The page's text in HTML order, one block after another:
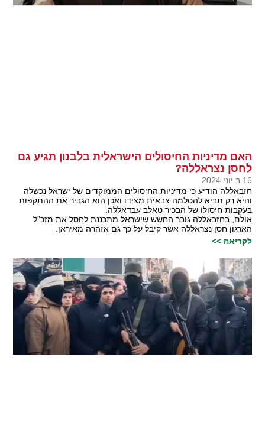
האם מדיניות החיסולים הישראלית בלבנון תגיע גם
לחסן נצראללה?
16 ב יוני 2024
חזבאללה הודיע כי מדיניות החיסולים הממוקדים של ישראל נכשלה
והיא רק תביא להסלמה צבאית מצידו ואכן הוא הגביר את ההתקפות
בעקבות חיסולו של הבכיר טאלב עבדאללה.
אולם, בחזבאללה גובר החשש שישראל מתכננת לחסל את מזכ"ל
הארגון חסן נצראללה אשר קיבל על כך גם אזהרה מאיראן.
לקריאה >>